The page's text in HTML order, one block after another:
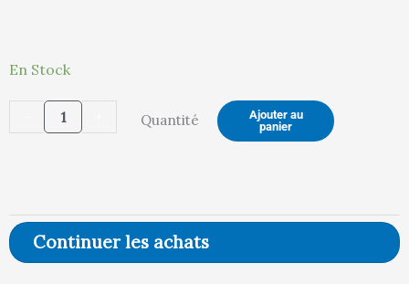
En Stock
quantité
Fourreau
Quantité
Ajouter au
panier
Continuer les achats